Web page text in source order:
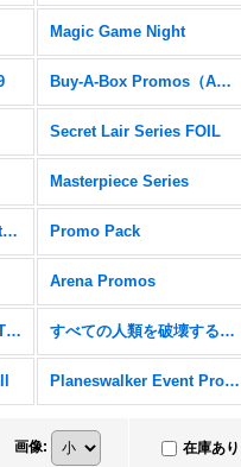
Magic Game Night
Buy-A-Box Promos（AER）
Secret Lair Series FOIL
Masterpiece Series
Ravnica Allegiance Mythic Edition Promo Pack
Arena Promos
Secret Lair x Stranger Things すべての人類を破壊する。それらは再生できない。
Planeswalker Event Promos
画像: 在庫あり